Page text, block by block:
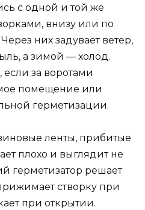
с одной и той же
внизу или по
них задувает ветер,
а зимой — холод.
если за воротами
помещение или
герметизации.
ленты, прибитые
плохо и выглядит не
герметизатор решает
створку при
при открытии.